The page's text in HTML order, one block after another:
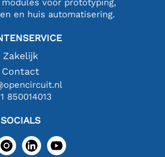
en huis automatisering.
Zakelijk
Contact
850014013
SOCIALS